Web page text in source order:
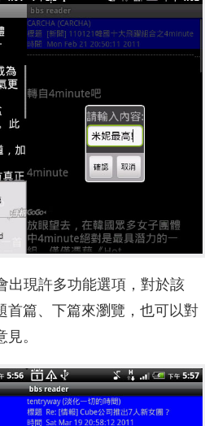
出現許多功能選項，對於該
首篇、下篇來瀏覽，也可以對
。